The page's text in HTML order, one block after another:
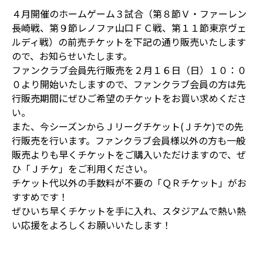
４月開催のホームゲーム３試合（第８節Ｖ・ファーレン
長崎戦、第９節レノファ山口ＦＣ戦、第１１節東京ヴェ
ルディ戦）の前売チケットを下記の通り販売いたします
ので、お知らせいたします。
ファンクラブ会員先行販売を２月１６日（日）１０：０
０より開始いたしますので、ファンクラブ会員の方は先
行販売期間にぜひご希望のチケットをお買い求めくださ
い。
また、今シーズンからＪリーグチケット(Ｊチケ)での先
行販売を行います。ファンクラブ会員様以外の方も一般
販売よりも早くチケットをご購入いただけますので、ぜ
ひ「Ｊチケ」をご利用ください。
チケット代以外の手数料が不要の「ＱＲチケット」がお
すすめです！
ぜひいち早くチケットを手に入れ、スタジアムで熱い熱
い応援をよろしくお願いいたします！